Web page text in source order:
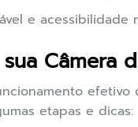
e acessibilidade
Câmera
etapas e dicas: